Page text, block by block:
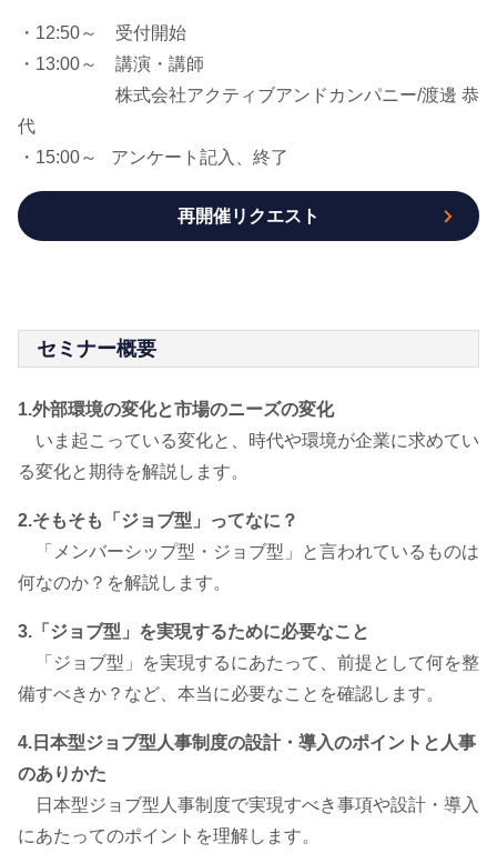
・12:50～ 受付開始
・13:00～ 講演・講師
株式会社アクティブアンドカンパニー/渡邊 恭
代
・15:00～ アンケート記入、終了
再開催リクエスト
セミナー概要
1.外部環境の変化と市場のニーズの変化
いま起こっている変化と、時代や環境が企業に求めてい
る変化と期待を解説します。
2.そもそも「ジョブ型」ってなに？
「メンバーシップ型・ジョブ型」と言われているものは
何なのか？を解説します。
3.「ジョブ型」を実現するために必要なこと
「ジョブ型」を実現するにあたって、前提として何を整
備すべきか？など、本当に必要なことを確認します。
4.日本型ジョブ型人事制度の設計・導入のポイントと人事
のありかた
日本型ジョブ型人事制度で実現すべき事項や設計・導入
にあたってのポイントを理解します。